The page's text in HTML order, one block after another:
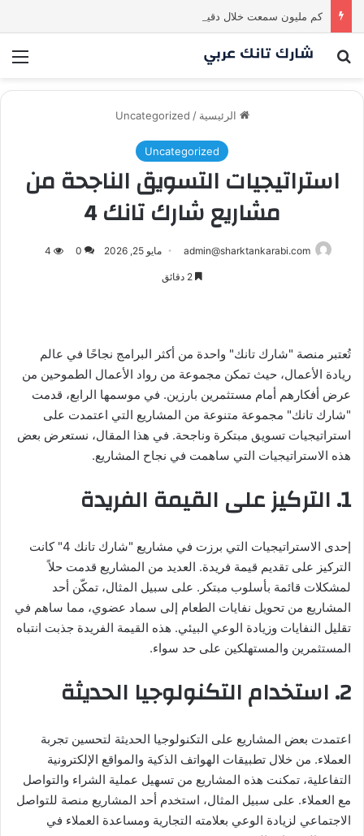
كم مليون سمعت خلال دقيقة واحدة؟ #SharkTankIraq
بحث عن
الرئيسية /
Uncategorized
Uncategorized
استراتيجيات التسويق الناجحة من
مشاريع شارك تانك 4
admin@sharktankarabi.com مايو 25, 2026 0
4
تُعتبر منصة "شارك تانك" واحدة من أكثر البرامج نجاحًا في عالم
ريادة الأعمال، حيث تمكن مجموعة من رواد الأعمال الطموحين من
عرض أفكارهم أمام مستثمرين بارزين. في موسمها الرابع، قدمت
"شارك تانك" مجموعة متنوعة من المشاريع التي اعتمدت على
استراتيجيات تسويق مبتكرة وناجحة. في هذا المقال، نستعرض بعض
هذه الاستراتيجيات التي ساهمت في نجاح المشاريع.
1. التركيز على القيمة الفريدة
إحدى الاستراتيجيات التي برزت في مشاريع "شارك تانك 4" كانت
التركيز على تقديم قيمة فريدة. العديد من المشاريع قدمت حلاً
لمشكلات قائمة بأسلوب مبتكر. على سبيل المثال، تمكّن أحد
المشاريع من تحويل نفايات الطعام إلى سماد عضوي، مما ساهم في
تقليل النفايات وزيادة الوعي البيئي. هذه القيمة الفريدة جذبت انتباه
المستثمرين والمستهلكين على حد سواء.
2. استخدام التكنولوجيا الحديثة
اعتمدت بعض المشاريع على التكنولوجيا الحديثة لتحسين تجربة
العملاء. من خلال تطبيقات الهواتف الذكية والمواقع الإلكترونية
التفاعلية، تمكنت هذه المشاريع من تسهيل عملية الشراء والتواصل
مع العملاء. على سبيل المثال، استخدم أحد المشاريع منصة للتواصل
الاجتماعي لزيادة الوعي بعلامته التجارية ومساعدة العملاء في